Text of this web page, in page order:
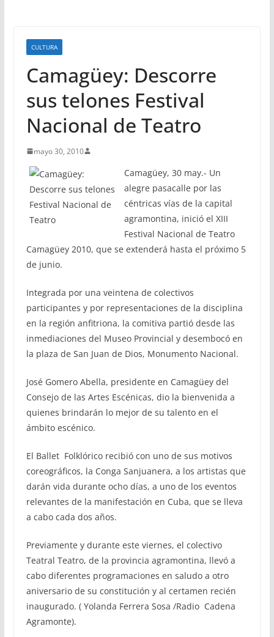
CULTURA
Camagüey: Descorre
sus telones Festival
Nacional de Teatro
mayo 30, 2010
Camagüey, 30 may.- Un
alegre pasacalle por las
céntricas vías de la capital
agramontina, inició el XIII
Festival Nacional de Teatro
Camagüey 2010, que se extenderá hasta el próximo 5
de junio.
Integrada por una veintena de colectivos
participantes y por representaciones de la disciplina
en la región anfitriona, la comitiva partió desde las
inmediaciones del Museo Provincial y desembocó en
la plaza de San Juan de Dios, Monumento Nacional.
José Gomero Abella, presidente en Camagüey del
Consejo de las Artes Escénicas, dio la bienvenida a
quienes brindarán lo mejor de su talento en el
ámbito escénico.
El Ballet Folklórico recibió con uno de sus motivos
coreográficos, la Conga Sanjuanera, a los artistas que
darán vida durante ocho días, a uno de los eventos
relevantes de la manifestación en Cuba, que se lleva
a cabo cada dos años.
Previamente y durante este viernes, el colectivo
Teatral Teatro, de la provincia agramontina, llevó a
cabo diferentes programaciones en saludo a otro
aniversario de su constitución y al certamen recién
inaugurado. ( Yolanda Ferrera Sosa /Radio Cadena
Agramonte).